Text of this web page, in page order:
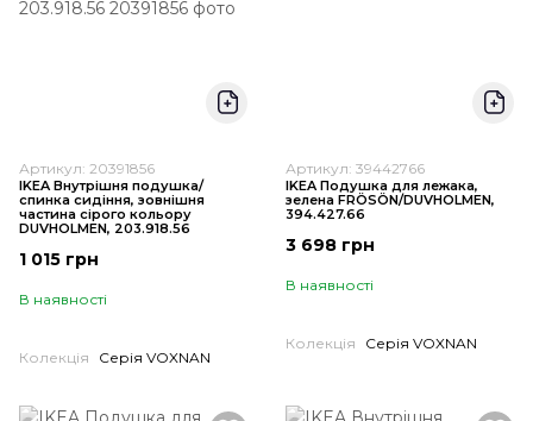
Артикул: 20391856
IKEA Внутрішня подушка/
спинка сидіння, зовнішня
частина сірого кольору
DUVHOLMEN, 203.918.56
1 015 грн
В наявності
Колекція Серія VOXNAN
Артикул: 39442766
IKEA Подушка для лежака,
зелена FRÖSÖN/DUVHOLMEN,
394.427.66
3 698 грн
В наявності
Колекція Серія VOXNAN